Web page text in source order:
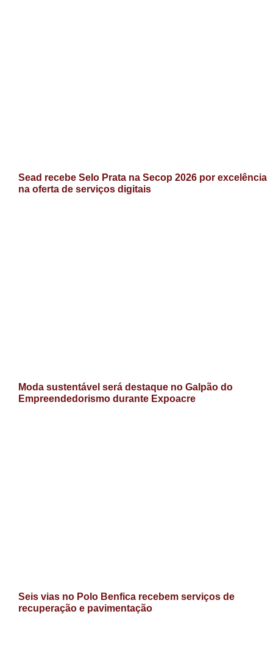
Sead recebe Selo Prata na Secop 2026 por excelência
na oferta de serviços digitais
Moda sustentável será destaque no Galpão do
Empreendedorismo durante Expoacre
Seis vias no Polo Benfica recebem serviços de
recuperação e pavimentação